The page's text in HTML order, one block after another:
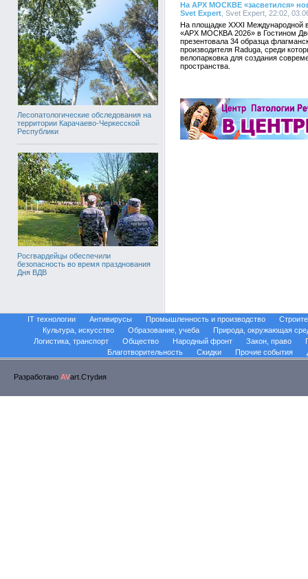
Лесопатологические обследования на
территории Карачаево-Черкесской
Республики
Росгвардейцы обеспечили
безопасность во время празднования
Дня ВДВ
На АРХ МОСКВЕ «засветился»
Svet Expert , Svet Expert, 22:02,
На площадке XXXI Международной
«АРХ МОСКВА 2026» в Гостином
презентовала 34 образца
производителя Raduga, среди
велопарковка для создания
пространства.
IT технологии Антивирусы Промышленность и производство
Культура, искусство
Образование, учеба
Природа, окружающая
Логистика, транспорт
Общество Народный фронт Закон, право
Благотворительность
Скидки Прочие события
Разработано AVart.Стуdия